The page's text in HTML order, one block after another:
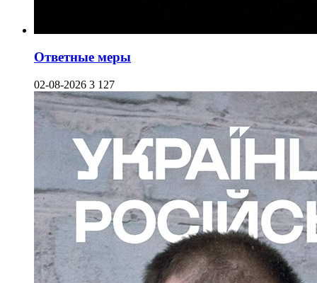
Ответные меры
02-08-2026 3 127